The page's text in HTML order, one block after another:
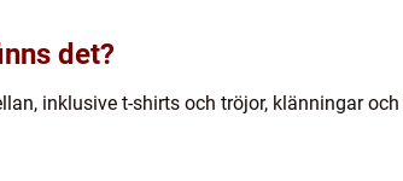
det?
inklusive t-shirts och tröjor, klänningar